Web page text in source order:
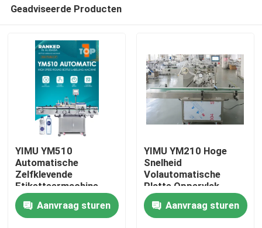
Geadviseerde Producten
YIMU YM510
Automatische
Zelfklevende
Etiketteermachine
met Hoge Snelheid:
Industriële Precisie
voor Flessen & Potten
Aanvraag sturen
YIMU YM210 Hoge
Snelheid
Volautomatische
Platte Oppervlak
Draagbare Zak
Kartonnen Dozen
Etiketteermachine
Aanvraag sturen